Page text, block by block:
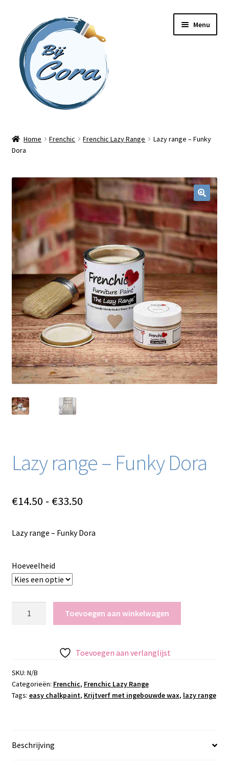
naar
navigatie
inhoud
Menu
Workshops
Online cursussen
Shop
Blog / DIY / Tutorials
Over mij
Contact
Home Frenchic Frenchic Lazy Range
Lazy range – Funky
Dora
Lazy range – Funky Dora
€14.50 - €33.50Prijsklasse:
tot
Lazy range – Funky Dora
Hoeveelheid
aantal
Toevoegen aan winkelwagen
Toevoegen aan verlanglijst
SKU: N/B
Categorieën: Frenchic, Frenchic Lazy Range
Tags: easy chalkpaint, Krijtverf met ingebouwde wax, lazy range
Beschrijving